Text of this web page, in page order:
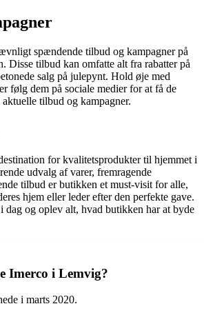
spændende tilbud og kampagner på
Disse tilbud kan omfatte alt fra rabatter på
salg på julepynt. Hold øje med
følg dem på sociale medier for at få de
aktuelle tilbud og kampagner.
for kvalitetsprodukter til hjemmet i
udvalg af varer, fremragende
tilbud er butikken et must-visit for alle,
hjem eller leder efter den perfekte gave.
og oplev alt, hvad butikken har at byde
Imerco i Lemvig?
i marts 2020.